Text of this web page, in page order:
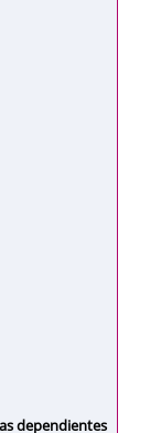
dependientes